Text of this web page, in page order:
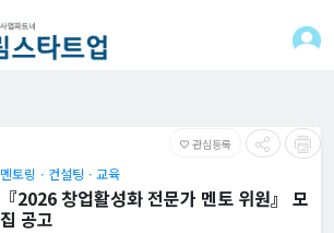
favorite_border 관심등록
멘토링ㆍ컨설팅ㆍ교육
『2026 창업활성화 전문가 멘토 위원』 모
집 공고